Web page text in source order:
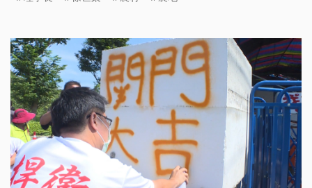
世，享壽69歲。